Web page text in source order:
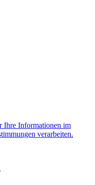
Ihre Informationen im
verarbeiten.